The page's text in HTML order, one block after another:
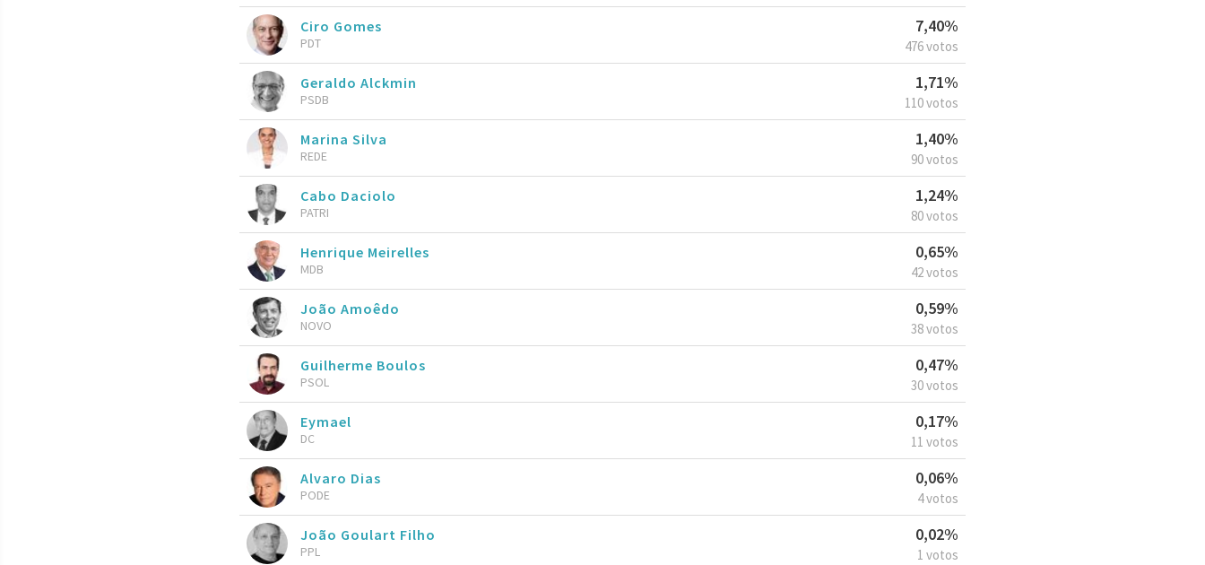
Ciro Gomes
PDT
7,40%
476 votos
Geraldo Alckmin
PSDB
1,71%
110 votos
Marina Silva
REDE
1,40%
90 votos
Cabo Daciolo
PATRI
1,24%
80 votos
Henrique Meirelles
MDB
0,65%
42 votos
João Amoêdo
NOVO
0,59%
38 votos
Guilherme Boulos
PSOL
0,47%
30 votos
Eymael
DC
0,17%
11 votos
Alvaro Dias
PODE
0,06%
4 votos
João Goulart Filho
PPL
0,02%
1 votos